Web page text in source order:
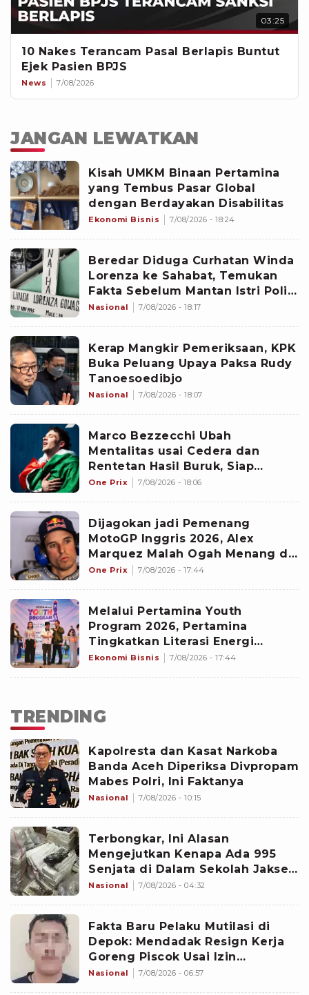
03:25
10 Nakes Terancam Pasal Berlapis Buntut
Ejek Pasien BPJS
News 7/08/2026
JANGAN LEWATKAN
Kisah UMKM Binaan Pertamina
yang Tembus Pasar Global
dengan Berdayakan Disabilitas
Ekonomi Bisnis 7/08/2026 - 18:24
Beredar Diduga Curhatan Winda
Lorenza ke Sahabat, Temukan
Fakta Sebelum Mantan Istri Polisi
di Medan Tewas
Nasional 7/08/2026 - 18:17
Kerap Mangkir Pemeriksaan, KPK
Buka Peluang Upaya Paksa Rudy
Tanoesoedibjo
Nasional 7/08/2026 - 18:07
Marco Bezzecchi Ubah
Mentalitas usai Cedera dan
Rentetan Hasil Buruk, Siap
Perbaiki Catatan di Paruh Kedua
One Prix 7/08/2026 - 18:06
Dijagokan jadi Pemenang
MotoGP Inggris 2026, Alex
Marquez Malah Ogah Menang di
Sirkuit Silverstone Musim Ini
One Prix 7/08/2026 - 17:44
Melalui Pertamina Youth
Program 2026, Pertamina
Tingkatkan Literasi Energi
Mahasiswa
Ekonomi Bisnis 7/08/2026 - 17:44
TRENDING
Kapolresta dan Kasat Narkoba
Banda Aceh Diperiksa Divpropam
Mabes Polri, Ini Faktanya
Nasional 7/08/2026 - 10:15
Terbongkar, Ini Alasan
Mengejutkan Kenapa Ada 995
Senjata di Dalam Sekolah Jaksel
Sejak 2020
Nasional 7/08/2026 - 04:32
Fakta Baru Pelaku Mutilasi di
Depok: Mendadak Resign Kerja
Goreng Piscok Usai Izin
Interview di Mal
Nasional 7/08/2026 - 06:57